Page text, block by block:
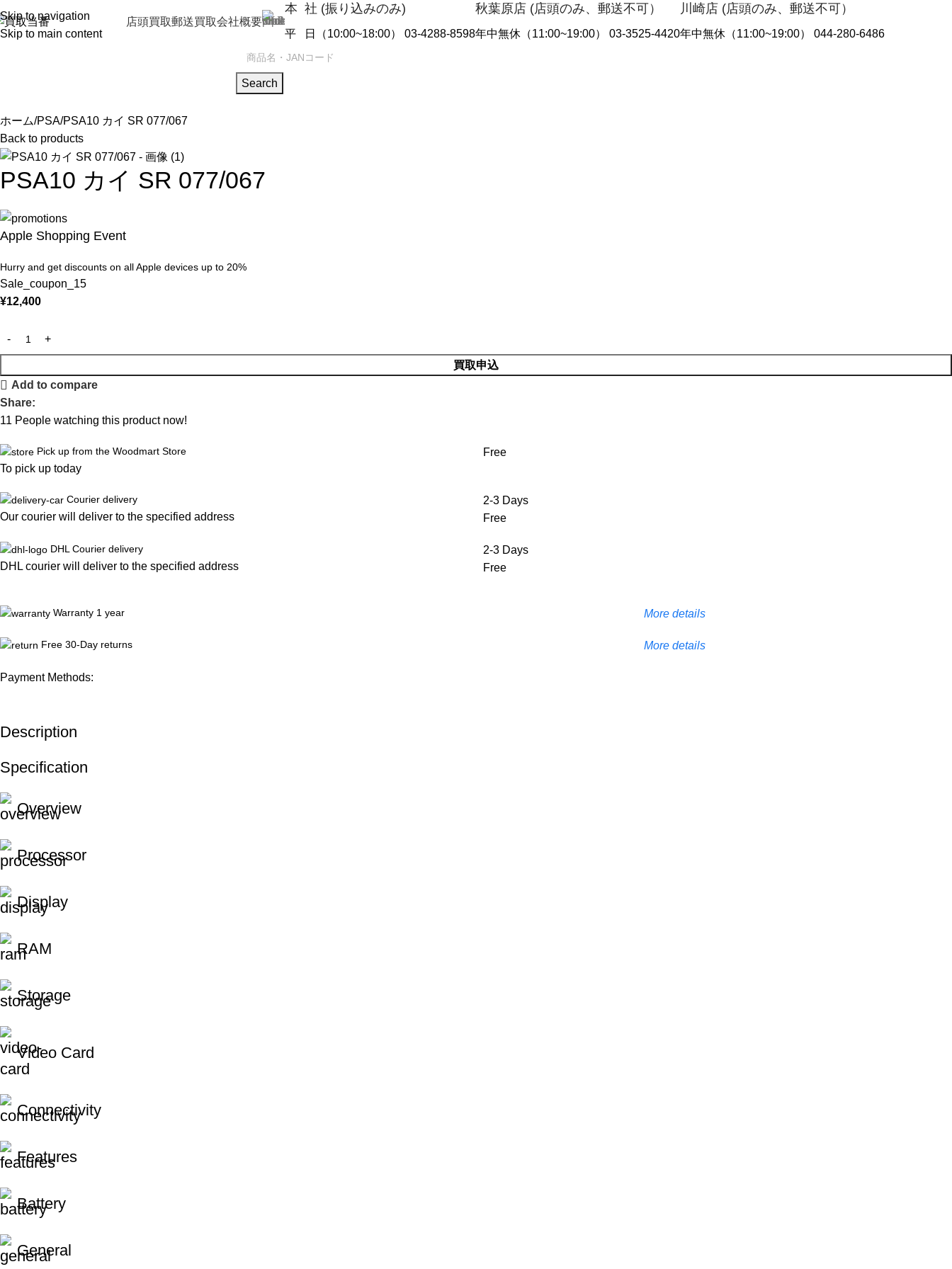
Skip to navigation
Skip to main content
店頭買取郵送買取会社概要
本 社 (振り込みのみ)
平 日（10:00~18:00） 03-4288-8598
秋葉原店 (店頭のみ、郵送不可）
年中無休（11:00~19:00） 03-3525-4420
川崎店 (店頭のみ、郵送不可）
年中無休（11:00~19:00） 044-280-6486
Search
ホーム PSA PSA10 カイ SR 077/067
Back to products
PSA10 カイ SR 077/067
Apple Shopping Event
Hurry and get discounts on all Apple devices up to 20%
Sale_coupon_15
¥12,400
買取申込
Add to compare
Share:
11 People watching this product now!
Pick up from the Woodmart Store
To pick up today
Free
Courier delivery
Our courier will deliver to the specified address
2-3 Days
Free
DHL Courier delivery
DHL courier will deliver to the specified address
2-3 Days
Free
Warranty 1 year More details
Free 30-Day returns More details
Payment Methods:
Description
Specification
Overview
Processor
Display
RAM
Storage
Video Card
Connectivity
Features
Battery
General